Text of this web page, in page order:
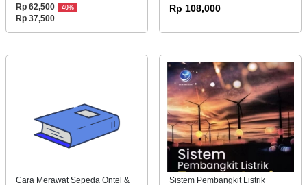
Mengatasi Masalah Mesin,
Sistem Bahan Bakar, Oli, Rem
Rp 62,500 40%
Rp 37,500
Rp 108,000
Cara Merawat Sepeda Ontel &
Sistem Pembangkit Listrik